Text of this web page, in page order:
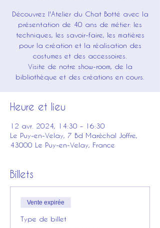
Découvrez l'Atelier du Chat Botté avec la
présentation de 40 ans de métier: les
techniques, les savoir-faire, les matières
pour la création et la réalisation des
costumes et des accessoires.
Visite de notre show-room, de la
bibliothèque et des créations en cours.
Heure et lieu
12 avr. 2024, 14:30 – 16:30
Le Puy-en-Velay, 7 Bd Maréchal Joffre,
43000 Le Puy-en-Velay, France
Billets
Vente expirée
Type de billet